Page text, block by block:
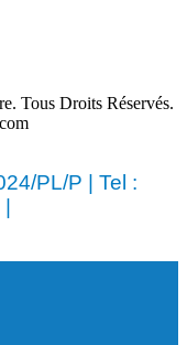
Tous Droits Réservés.
PL/P | Tel :
|